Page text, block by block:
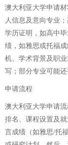
澳大利亚大学申请
人信息及意向专业
学历证明，如高中
绩，如雅思或托福
机、学术背景及职
写；部分专业可能
申请流程
澳大利亚大学申请
排名、课程设置及
言成绩（如雅思/托